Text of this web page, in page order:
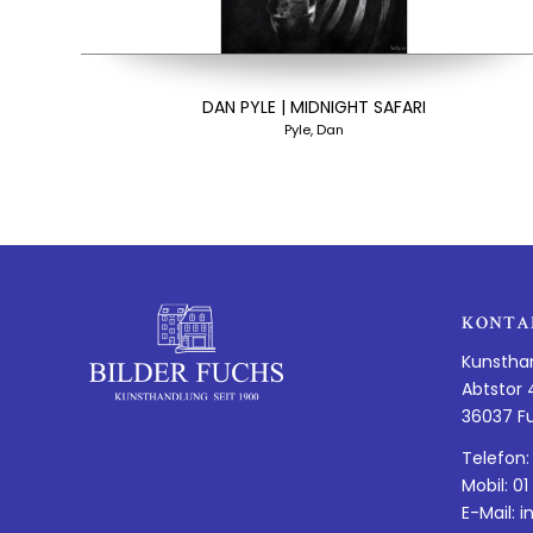
DAN PYLE | MIDNIGHT SAFARI
Pyle, Dan
Abtstor
36037
Mobil:
E-Mail: